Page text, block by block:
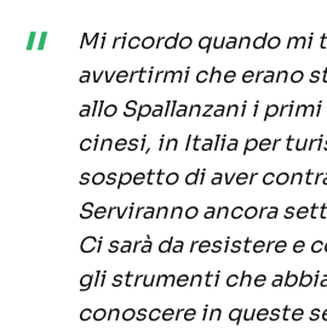
Mi ricordo quando mi
avvertirmi che erano
allo Spallanzani i
cinesi, in Italia per
sospetto di aver
Serviranno ancora
Ci sarà da resistere e
gli strumenti che
conoscere in queste